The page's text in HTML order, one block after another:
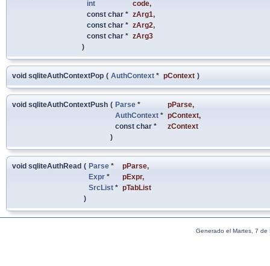
int
code,
const char * zArg1,
const char * zArg2,
const char * zArg3
)
void sqliteAuthContextPop ( AuthContext * pContext )
void sqliteAuthContextPush ( Parse * pParse,
AuthContext * pContext,
const char *
zContext
)
void sqliteAuthRead ( Parse * pParse,
Expr * pExpr,
SrcList * pTabList
)
Generado el Martes, 7